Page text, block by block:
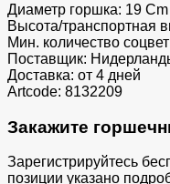
Диаметр горшка: 19 Cm
Высота/транспортная
Мин. количество
Поставщик:
Доставка: от 4 дней
Artcode: 8132209
Закажите
Зарегистрируйтесь
позиции указано